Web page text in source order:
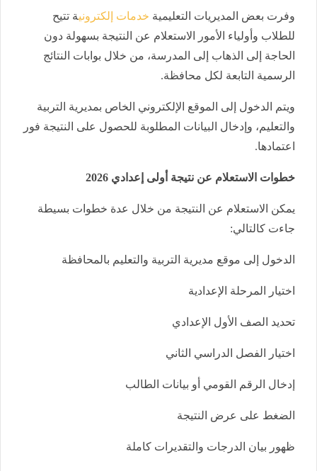
وفرت بعض المديريات التعليمية خدمات إلكترونية تتيح
للطلاب وأولياء الأمور الاستعلام عن النتيجة بسهولة دون
الحاجة إلى الذهاب إلى المدرسة، من خلال بوابات النتائج
الرسمية التابعة لكل محافظة.
ويتم الدخول إلى الموقع الإلكتروني الخاص بمديرية التربية
والتعليم، وإدخال البيانات المطلوبة للحصول على النتيجة فور
اعتمادها.
خطوات الاستعلام عن نتيجة أولى إعدادي 2026
يمكن الاستعلام عن النتيجة من خلال عدة خطوات بسيطة
جاءت كالتالي:
الدخول إلى موقع مديرية التربية والتعليم بالمحافظة
اختيار المرحلة الإعدادية
تحديد الصف الأول الإعدادي
اختيار الفصل الدراسي الثاني
إدخال الرقم القومي أو بيانات الطالب
الضغط على عرض النتيجة
ظهور بيان الدرجات والتقديرات كاملة